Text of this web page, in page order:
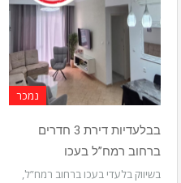
נמכר
בבלעדיות דירת 3 חדרים
ברחוב רמח”ל בעכו
בשיווק בלעדי בעכו ברחוב רמח”ל,